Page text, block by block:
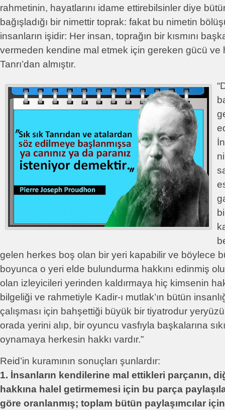
rahmetinin, hayatlarını idame ettirebilsinler diye
bağışladığı bir nimettir toprak: fakat bu nimetin
insanların işidir: Her insan, toprağın bir kısmını
vermeden kendine mal etmek için gereken gücü ve
Tanrı’dan almıştır.
gelen herkes boş olan bir yeri kapabilir ve böylece
boyunca o yeri elde bulundurma hakkını edinmiş
olan izleyicileri yerinden kaldırmaya hiç kimsenin
bilgeliği ve rahmetiyle Kadir-ı mutlak’ın bütün
çalışması için bahşettiği büyük bir tiyatrodur
orada yerini alıp, bir oyuncu vasfıyla başkalarına
oynamaya herkesin hakkı vardır.”
Reid’in kuramının sonuçları şunlardır:
1. İnsanların kendilerine mal ettikleri parçanın,
hakkına halel getirmemesi için bu parça
göre oranlanmış; toplam bütün paylaşımcılar